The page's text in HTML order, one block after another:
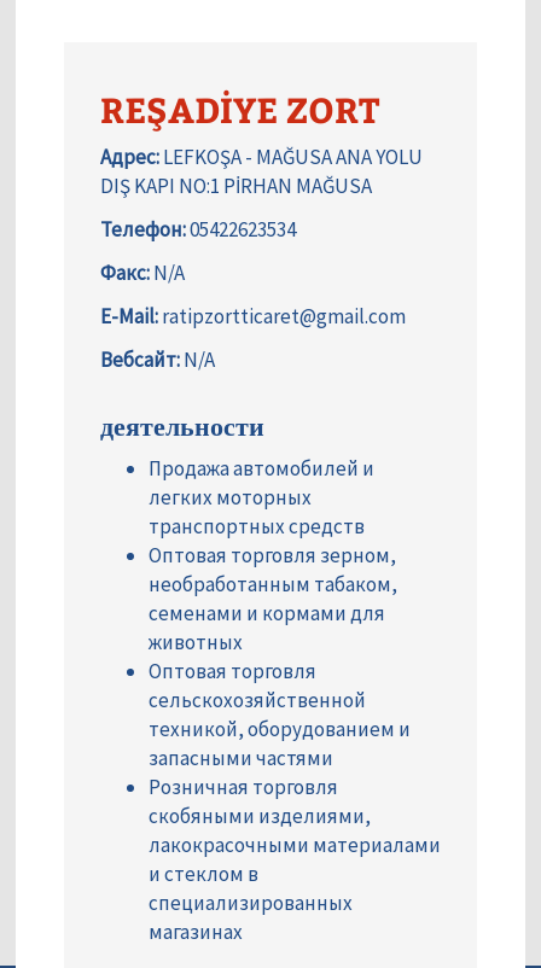
REŞADİYE ZORT
Адрес:LEFKOŞA - MAĞUSA ANA YOLU
DIŞ KAPI NO:1 PİRHAN MAĞUSA
Телефон:05422623534
Факс:N/A
E-Mail:ratipzortticaret@gmail.com
Вебсайт:N/A
деятельности
Продажа автомобилей и
легких моторных
транспортных средств
Оптовая торговля зерном,
необработанным табаком,
семенами и кормами для
животных
Оптовая торговля
сельскохозяйственной
техникой, оборудованием и
запасными частями
Розничная торговля
скобяными изделиями,
лакокрасочными материалами
и стеклом в
специализированных
магазинах